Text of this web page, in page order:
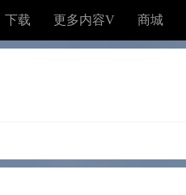
下载 更多内容V 商城